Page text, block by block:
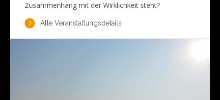
Zusammenhang mit der Wirklichkeit steht?
Alle Veranstaltungsdetails